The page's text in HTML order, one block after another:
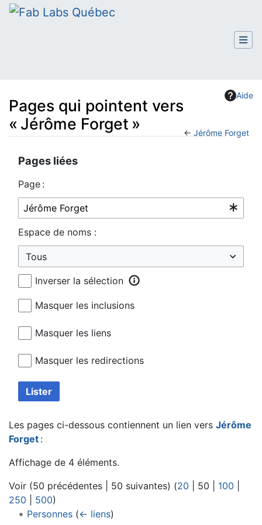
Aide
Pages qui pointent vers
« Jérôme Forget »
← Jérôme Forget
Pages liées
Page :
Espace de noms :
Inverser la sélection
Masquer les inclusions
Masquer les liens
Masquer les redirections
Lister
Les pages ci-dessous contiennent un lien vers Jérôme
Forget :
Affichage de 4 éléments.
Voir (50 précédentes 50 suivantes) (20 50 100
250
500)
Personnes (← liens)